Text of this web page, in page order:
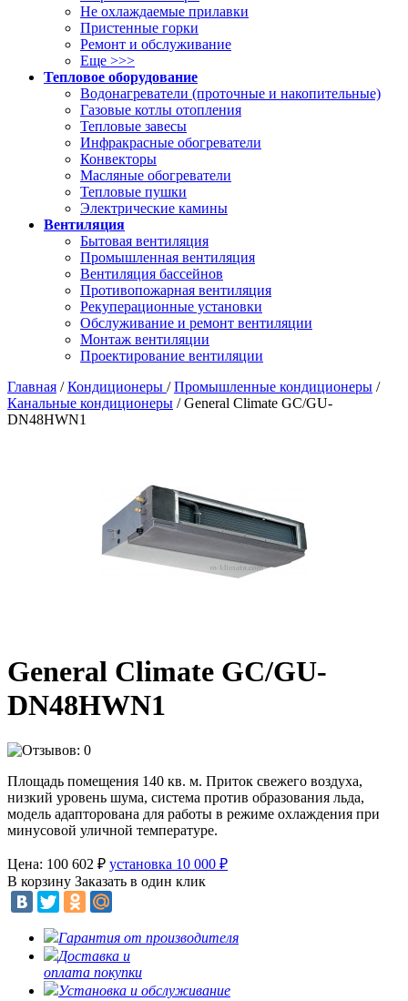
Не охлаждаемые прилавки
Пристенные горки
Ремонт и обслуживание
Еще >>>
Тепловое оборудование
Водонагреватели (проточные и накопительные)
Газовые котлы отопления
Тепловые завесы
Инфракрасные обогреватели
Конвекторы
Масляные обогреватели
Тепловые пушки
Электрические камины
Вентиляция
Бытовая вентиляция
Промышленная вентиляция
Вентиляция бассейнов
Противопожарная вентиляция
Рекуперационные установки
Обслуживание и ремонт вентиляции
Монтаж вентиляции
Проектирование вентиляции
Главная /Кондиционеры /Промышленные кондиционеры /
Канальные кондиционеры / General Climate GC/GU-
DN48HWN1
General Climate GC/GU-
DN48HWN1
Площадь помещения 140 кв. м. Приток свежего воздуха,
низкий уровень шума, система против образования льда,
модель адапторована для работы в режиме охлаждения при
минусовой уличной температуре.
Цена: 100 602 ₽ установка 10 000 ₽
В корзину Заказать в один клик
Гарантия от производителя
Доставка и
оплата покупки
Установка и обслуживание